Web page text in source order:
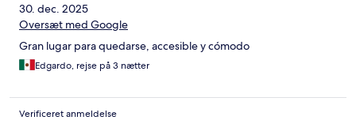
30. dec. 2025
Oversæt med Google
Gran lugar para quedarse, accesible y cómodo
Edgardo, rejse på 3 nætter
Verificeret anmeldelse